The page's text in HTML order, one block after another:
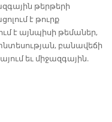
թերթերի
է թուրք
է այնպիսի թեմաներ,
բանավեճի
եւ միջազգային.